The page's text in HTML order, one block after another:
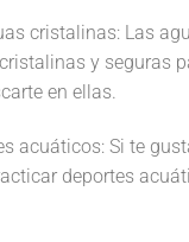
cristalinas: Las
y seguras
en ellas.
acuáticos: Si te
deportes